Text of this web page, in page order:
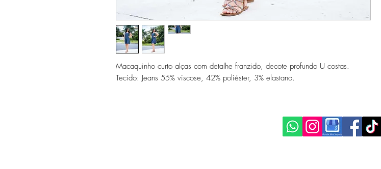
Macaquinho curto alças com detalhe franzido, decote profundo U costas.
Tecido: Jeans 55% viscose, 42% poliéster, 3% elastano.